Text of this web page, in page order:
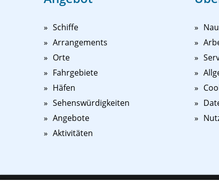
Schiffe
Arrangements
Orte
Fahrgebiete
Häfen
Sehenswürdigkeiten
Angebote
Aktivitäten